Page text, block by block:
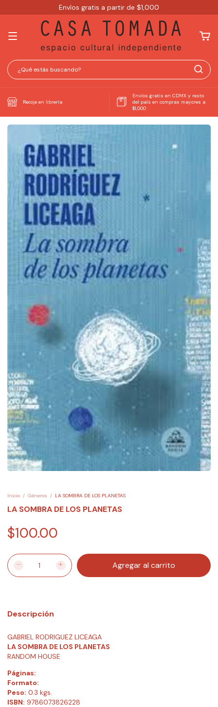
Envíos gratis a partir de $1,000
Recoje en librería
Envíos gratis en CDMX y resto
del país en compras mayores a
$1,000
Inicio / Géneros / LA SOMBRA DE LOS PLANETAS
LA SOMBRA DE LOS PLANETAS
$100.00
Descripción
GABRIEL RODRIGUEZ LICEAGA
LA SOMBRA DE LOS PLANETAS
RANDOM HOUSE
Páginas:
Formato:
Peso: 0.3 kgs.
ISBN: 9786073826228